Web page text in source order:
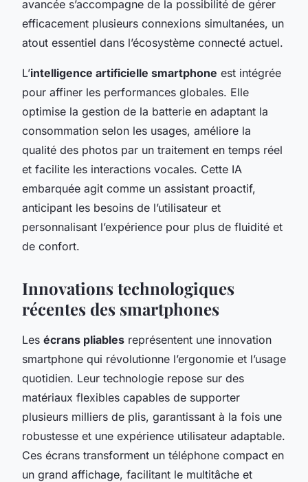
avancée s’accompagne de la possibilité de gérer
efficacement plusieurs connexions simultanées, un
atout essentiel dans l’écosystème connecté actuel.
L’intelligence artificielle smartphone est intégrée
pour affiner les performances globales. Elle
optimise la gestion de la batterie en adaptant la
consommation selon les usages, améliore la
qualité des photos par un traitement en temps réel
et facilite les interactions vocales. Cette IA
embarquée agit comme un assistant proactif,
anticipant les besoins de l’utilisateur et
personnalisant l’expérience pour plus de fluidité et
de confort.
Innovations technologiques
récentes des smartphones
Les écrans pliables représentent une innovation
smartphone qui révolutionne l’ergonomie et l’usage
quotidien. Leur technologie repose sur des
matériaux flexibles capables de supporter
plusieurs milliers de plis, garantissant à la fois une
robustesse et une expérience utilisateur adaptable.
Ces écrans transforment un téléphone compact en
un grand affichage, facilitant le multitâche et